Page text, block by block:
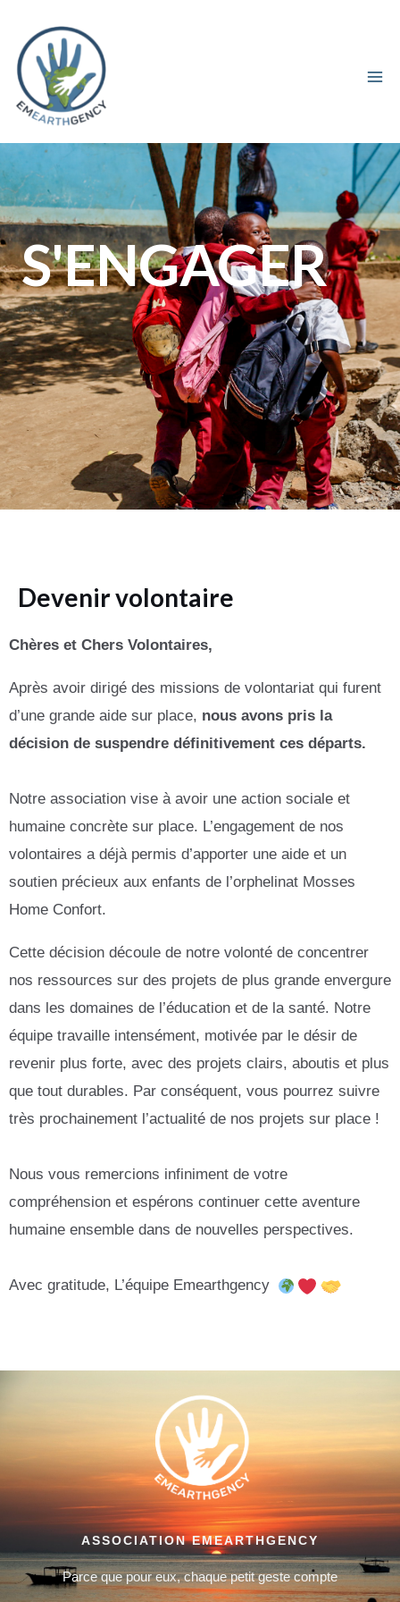
S'ENGAGER
Devenir volontaire
Chères et Chers Volontaires,
Après avoir dirigé des missions de volontariat qui furent
d’une grande aide sur place, nous avons pris la
décision de suspendre définitivement ces départs.
Notre association vise à avoir une action sociale et
humaine concrète sur place. L’engagement de nos
volontaires a déjà permis d’apporter une aide et un
soutien précieux aux enfants de l’orphelinat Mosses
Home Confort.
Cette décision découle de notre volonté de concentrer
nos ressources sur des projets de plus grande envergure
dans les domaines de l’éducation et de la santé. Notre
équipe travaille intensément, motivée par le désir de
revenir plus forte, avec des projets clairs, aboutis et plus
que tout durables. Par conséquent, vous pourrez suivre
très prochainement l’actualité de nos projets sur place !
Nous vous remercions infiniment de votre
compréhension et espérons continuer cette aventure
humaine ensemble dans de nouvelles perspectives.
Avec gratitude, L’équipe Emearthgency
ASSOCIATION EMEARTHGENCY
Parce que pour eux, chaque petit geste compte